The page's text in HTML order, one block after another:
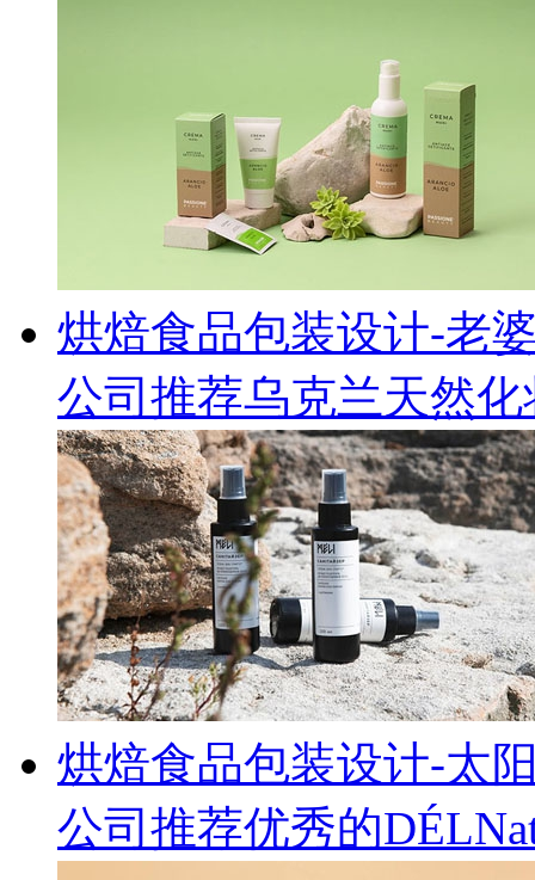
烘焙食品包装设计-老
公司推荐乌克兰天然
烘焙食品包装设计-太
公司推荐优秀的